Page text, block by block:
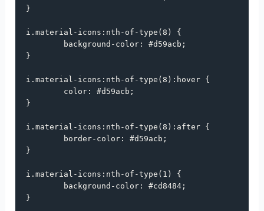
}
i .material-icons : nth-of-type (8 ) {
background-color : #d59acb ;
}
i .material-icons : nth-of-type (8 ): hover {
color : #d59acb ;
}
i .material-icons : nth-of-type (8 ): after {
border-color : #d59acb ;
}
i .material-icons : nth-of-type ( 1 ) {
background-color : #cd8484 ;
}